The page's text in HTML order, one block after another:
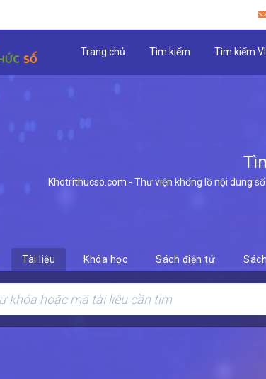
Trang chủ Tìm kiếm Tìm kiếm
Tìm
Khotrithucso.com - Thư viện khổng lồ nội dung
Tài liệu Khóa học Sách điện tử